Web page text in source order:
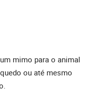
mimo para o animal
ou até mesmo